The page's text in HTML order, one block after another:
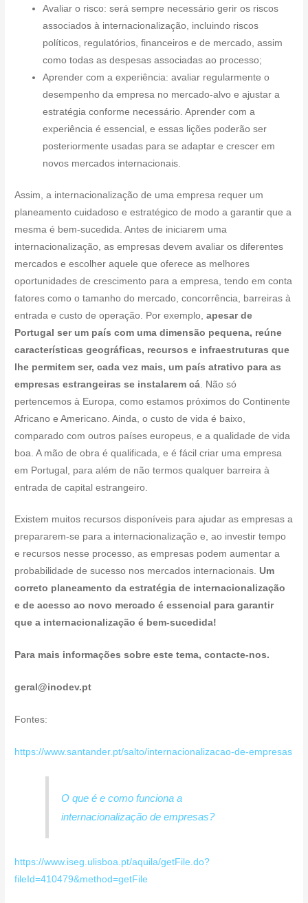
Avaliar o risco: será sempre necessário gerir os riscos
associados à internacionalização, incluindo riscos
políticos, regulatórios, financeiros e de mercado, assim
como todas as despesas associadas ao processo;
Aprender com a experiência: avaliar regularmente o
desempenho da empresa no mercado-alvo e ajustar a
estratégia conforme necessário. Aprender com a
experiência é essencial, e essas lições poderão ser
posteriormente usadas para se adaptar e crescer em
novos mercados internacionais.
Assim, a internacionalização de uma empresa requer um
planeamento cuidadoso e estratégico de modo a garantir que a
mesma é bem-sucedida. Antes de iniciarem uma
internacionalização, as empresas devem avaliar os diferentes
mercados e escolher aquele que oferece as melhores
oportunidades de crescimento para a empresa, tendo em conta
fatores como o tamanho do mercado, concorrência, barreiras à
entrada e custo de operação. Por exemplo, apesar de
Portugal ser um país com uma dimensão pequena, reúne
características geográficas, recursos e infraestruturas que
lhe permitem ser, cada vez mais, um país atrativo para as
empresas estrangeiras se instalarem cá . Não só
pertencemos à Europa, como estamos próximos do Continente
Africano e Americano. Ainda, o custo de vida é baixo,
comparado com outros países europeus, e a qualidade de vida
boa. A mão de obra é qualificada, e é fácil criar uma empresa
em Portugal, para além de não termos qualquer barreira à
entrada de capital estrangeiro.
Existem muitos recursos disponíveis para ajudar as empresas a
prepararem-se para a internacionalização e, ao investir tempo
e recursos nesse processo, as empresas podem aumentar a
probabilidade de sucesso nos mercados internacionais. Um
correto planeamento da estratégia de internacionalização
e de acesso ao novo mercado é essencial para garantir
que a internacionalização é bem-sucedida!
Para mais informações sobre este tema, contacte-nos.
geral@inodev.pt
Fontes:
https://www.santander.pt/salto/internacionalizacao-de-empresas
O que é e como funciona a
internacionalização de empresas?
https://www.iseg.ulisboa.pt/aquila/getFile.do?
fileId=410479&method=getFile